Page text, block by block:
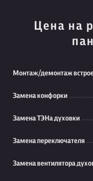
Цена на
Монтаж/демонтаж
Замена конфорки
Замена ТЭНа духовки
Замена переключателя
Замена вентилятора